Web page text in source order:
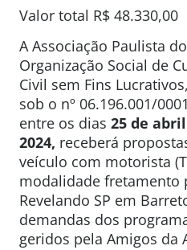
Valor total R$ 48.330,00
A Associação Paulista
Organização Social de
Civil sem Fins
sob o nº 06.196.001/
entre os dias 25 de
2024, receberá
veículo com motorista
modalidade fretamento
Revelando SP em
demandas dos
geridos pela Amigos da